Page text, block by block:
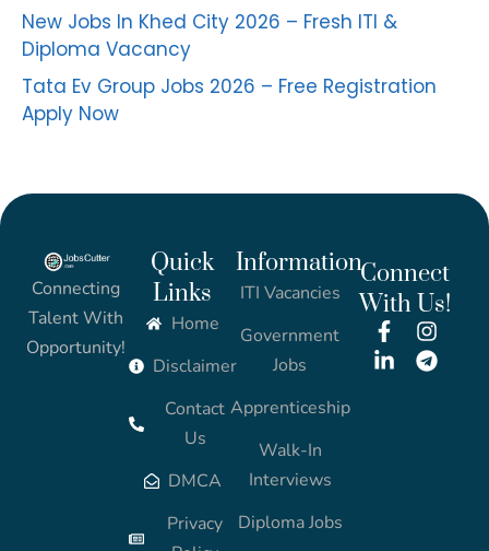
New Jobs In Khed City 2026 – Fresh ITI &
Diploma Vacancy
Tata Ev Group Jobs 2026 – Free Registration
Apply Now
Connecting
Talent With
Opportunity!
Quick
Links
Home
Disclaimer
Contact
Us
DMCA
Privacy
Information
ITI Vacancies
Government
Jobs
Apprenticeship
Walk-In
Interviews
Diploma Jobs
Connect
With Us!